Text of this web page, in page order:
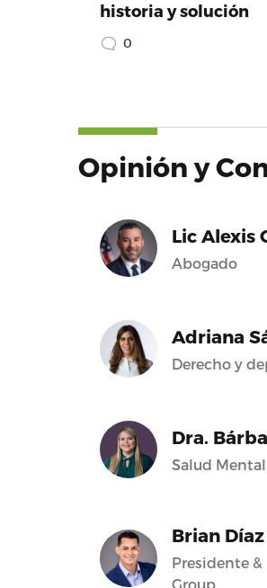
historia y solución
0
Opinión y
Lic Alexis
Abogado
Adriana
Derecho y
Dra.
Salud
Brian Díaz
Presidente
Group